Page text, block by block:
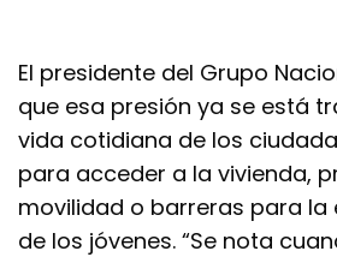
El presidente del Grupo
que esa presión ya se está
vida cotidiana de los
para acceder a la vivienda,
movilidad o barreras para la
de los jóvenes. “Se nota